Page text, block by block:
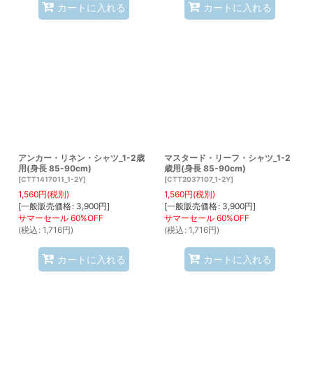
カートに入れる カートに入れる
アンカー・リネン・シャツ_1-2歳
用(身長 85-90cm)
[CTT1417011_1-2Y]
1,560円(税別)
[一般販売価格: 3,900円]
(税込 : 1,716円)
カートに入れる
マスタード・リーフ・シャツ_1-2
歳用(身長 85-90cm)
[CTT2037107_1-2Y]
1,560円(税別)
[一般販売価格: 3,900円]
(税込 : 1,716円)
カートに入れる